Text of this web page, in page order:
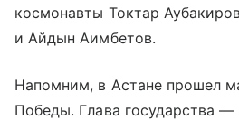
космонавты Токтар
и Айдын Аимбетов.
Напомним, в Астане прошел
Победы. Глава государства